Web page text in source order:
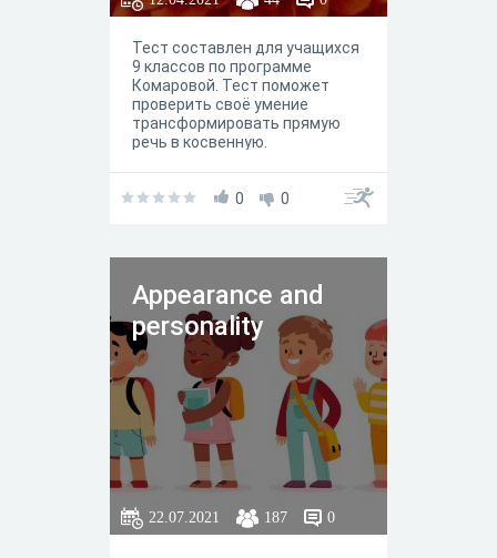
Тест составлен для учащихся
9 классов по программе
Комаровой. Тест поможет
проверить своё умение
трансформировать прямую
речь в косвенную.
0 0
Appearance and
personality
22.07.2021 187 0